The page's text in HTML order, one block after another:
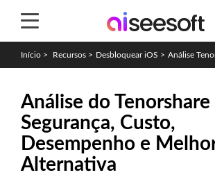
Início > Recursos > Desbloquear iOS > Análise
Análise do
Segurança, Custo,
Desempenho e
Alternativa